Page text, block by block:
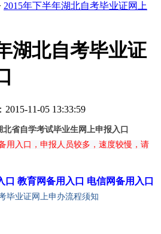
2015年下半年湖北自考毕业证网上
湖北自考毕业证
2015-11-05 13:33:59
北省自学考试毕业生网上申报入口
用入口，申报人员较多，速度较慢，请
口 教育网备用入口 电信网备用入口
毕业证网上申办流程须知